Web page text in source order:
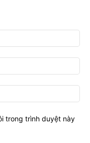
trong trình duyệt này